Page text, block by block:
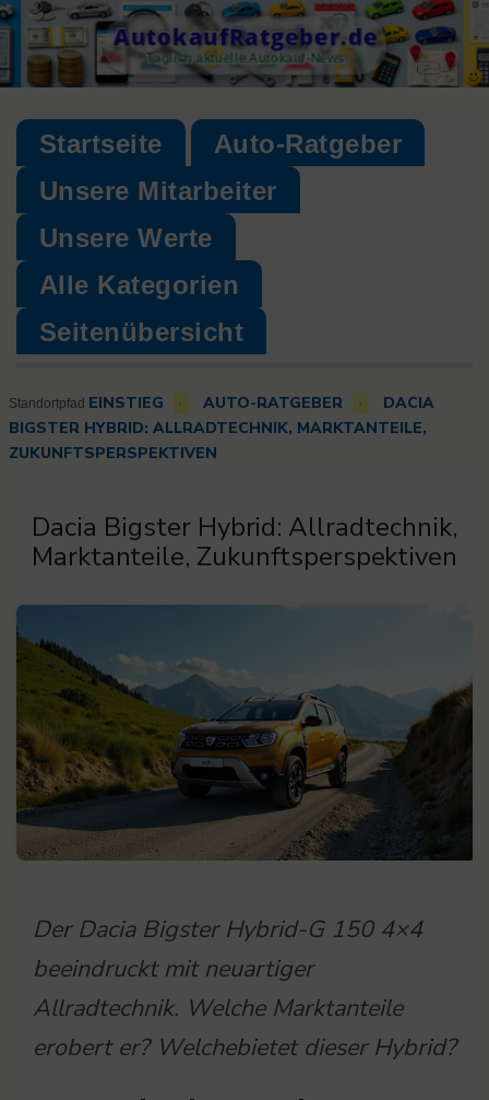
Skip
content
AutokaufRatgeber.de
Täglich aktuelle Autokauf-News
Startseite
Auto-Ratgeber
Unsere Mitarbeiter
Unsere Werte
Alle Kategorien
Seitenübersicht
Standortpfad EINSTIEG › AUTO-RATGEBER ›
DACIA
BIGSTER HYBRID: ALLRADTECHNIK, MARKTANTEILE,
ZUKUNFTSPERSPEKTIVEN
Dacia Bigster Hybrid: Allradtechnik,
Marktanteile, Zukunftsperspektiven
Der Dacia Bigster Hybrid-G 150 4×4
beeindruckt mit neuartiger
Allradtechnik. Welche Marktanteile
erobert er? Welchebietet dieser Hybrid?